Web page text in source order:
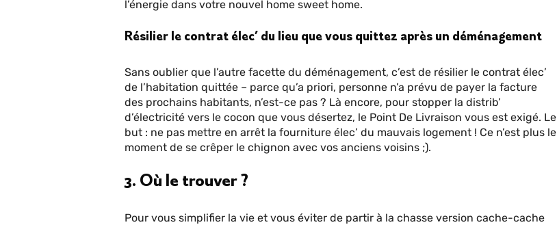
l’énergie dans votre nouvel home sweet home.
Résilier le contrat élec’ du lieu que vous quittez après un déménagement
Sans oublier que l’autre facette du déménagement, c’est de résilier le contrat élec’
de l’habitation quittée – parce qu’a priori, personne n’a prévu de payer la facture
des prochains habitants, n’est-ce pas ? Là encore, pour stopper la distrib’
d’électricité vers le cocon que vous désertez, le Point De Livraison vous est exigé. Le
but : ne pas mettre en arrêt la fourniture élec’ du mauvais logement ! Ce n’est plus le
moment de se crêper le chignon avec vos anciens voisins ;).
3. Où le trouver ?
Pour vous simplifier la vie et vous éviter de partir à la chasse version cache-cache